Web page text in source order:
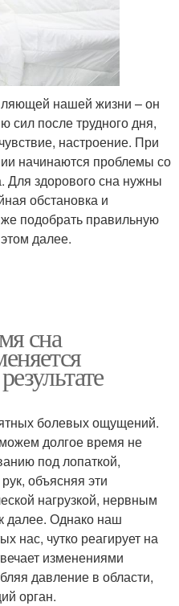
нашей жизни – он
сил после трудного дня,
настроение. При
начинаются проблемы со
Для здорового сна нужны
обстановка и
подобрать правильную
далее.
сна
болевых ощущений.
долгое время не
под лопаткой,
объясняя эти
нагрузкой, нервным
далее. Однако наш
нас, чутко реагирует на
изменениями
давление в области,
орган.